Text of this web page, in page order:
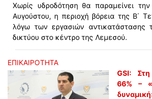
Χωρίς υδροδότηση θα παραμείνει
Αυγούστου, η περιοχή βόρεια της Β΄
λόγω των εργασιών αντικατάστασης
δικτύου στο κέντρο της Λεμεσού.
ΕΠΙΚΑΙΡΟΤΗΤΑ
GSI:
66% –